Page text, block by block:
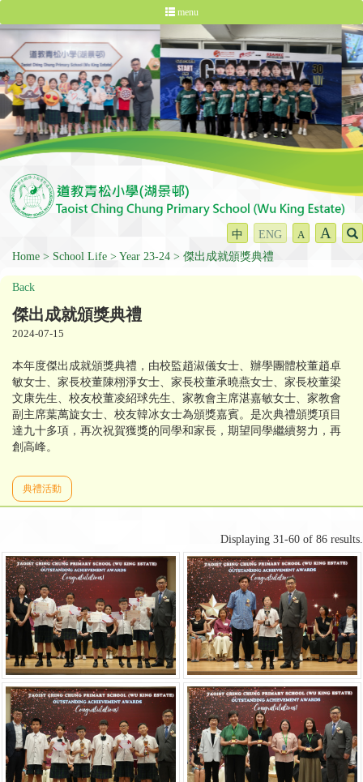
menu
中 ENG A A
Home School Life Year 23-24 傑出成就頒獎典禮
Back
傑出成就頒獎典禮
2024-07-15
本年度傑出成就頒獎典禮，由校監趙淑儀女士、辦學團體校董趙卓
敏女士、家長校董陳栩淨女士、家長校董承曉燕女士、家長校董梁
文康先生、校友校董凌紹球先生、家教會主席湛嘉敏女士、家教會
副主席葉萬旋女士、校友韓冰女士為頒獎嘉賓。是次典禮頒獎項目
達九十多項，再次祝賀獲獎的同學和家長，期望同學繼續努力，再
創高峰。
典禮活動
Displaying 31-60 of 86 results.